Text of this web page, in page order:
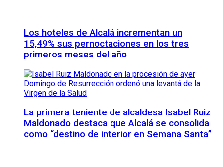
Los hoteles de Alcalá incrementan un
15,49% sus pernoctaciones en los tres
primeros meses del año
La primera teniente de alcaldesa Isabel Ruiz
Maldonado destaca que Alcalá se consolida
como “destino de interior en Semana Santa”